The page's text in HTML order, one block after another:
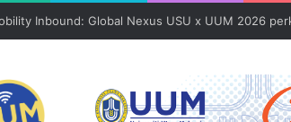
Inbound: Global Nexus USU x UUM 2026